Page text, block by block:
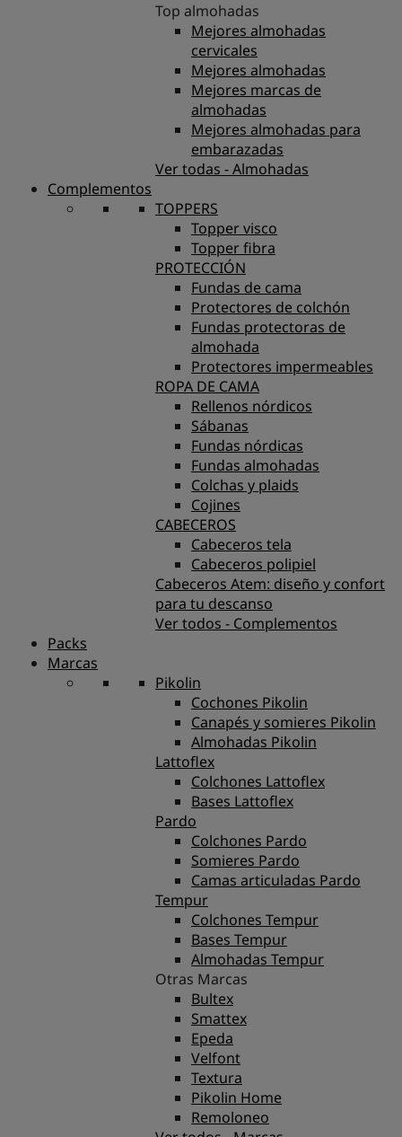
Top almohadas
Mejores almohadas
cervicales
Mejores almohadas
Mejores marcas de
almohadas
Mejores almohadas para
embarazadas
Ver todas - Almohadas
Complementos
TOPPERS
Topper visco
Topper fibra
PROTECCIÓN
Fundas de cama
Protectores de colchón
Fundas protectoras de
almohada
Protectores impermeables
ROPA DE CAMA
Rellenos nórdicos
Sábanas
Fundas nórdicas
Fundas almohadas
Colchas y plaids
Cojines
CABECEROS
Cabeceros tela
Cabeceros polipiel
Cabeceros Atem: diseño y confort
para tu descanso
Ver todos - Complementos
Packs
Marcas
Pikolin
Cochones Pikolin
Canapés y somieres Pikolin
Almohadas Pikolin
Lattoflex
Colchones Lattoflex
Bases Lattoflex
Pardo
Colchones Pardo
Somieres Pardo
Camas articuladas Pardo
Tempur
Colchones Tempur
Bases Tempur
Almohadas Tempur
Otras Marcas
Bultex
Smattex
Epeda
Velfont
Textura
Pikolin Home
Remoloneo